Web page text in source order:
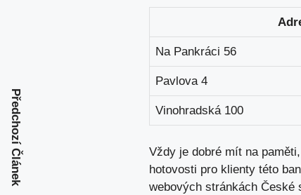
Na Pankráci 56
Pavlova 4
Vinohradská 100
Vždy je dobré ‍mít na
hotovosti pro klienty ‌této
webových stránkách České
Předchozí Článek